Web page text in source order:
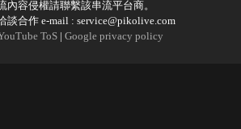
內容侵權請聯繫該串流平台商。
談合作 e-mail : service@pikolive.com
ToS| Google privacy policy